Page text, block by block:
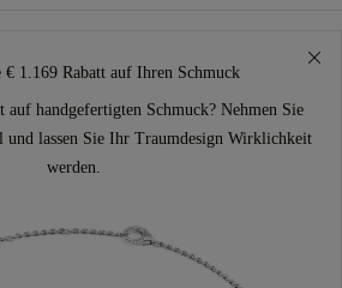
€ 1.169 Rabatt auf Ihren Schmuck
auf handgefertigten Schmuck? Nehmen Sie
und lassen Sie Ihr Traumdesign Wirklichkeit
werden.